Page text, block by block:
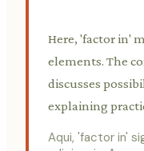
Here, 'factor in'
elements. The
discusses
explaining
Aqui, 'factor in'